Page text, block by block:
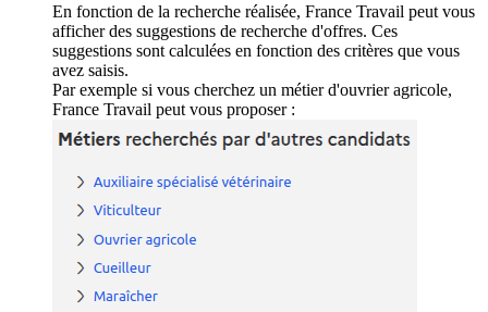
En fonction de la recherche réalisée, France Travail peut vous
afficher des suggestions de recherche d'offres. Ces
suggestions sont calculées en fonction des critères que vous
avez saisis.
Par exemple si vous cherchez un métier d'ouvrier agricole,
France Travail peut vous proposer :